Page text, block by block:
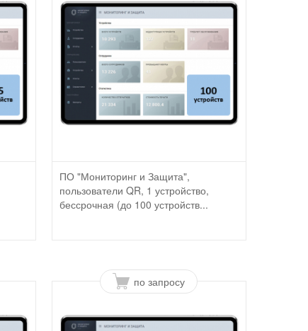
ПО "Мониторинг и Защита",
пользователи QR, 1 устройство,
бессрочная (до 100 устройств...
по запросу